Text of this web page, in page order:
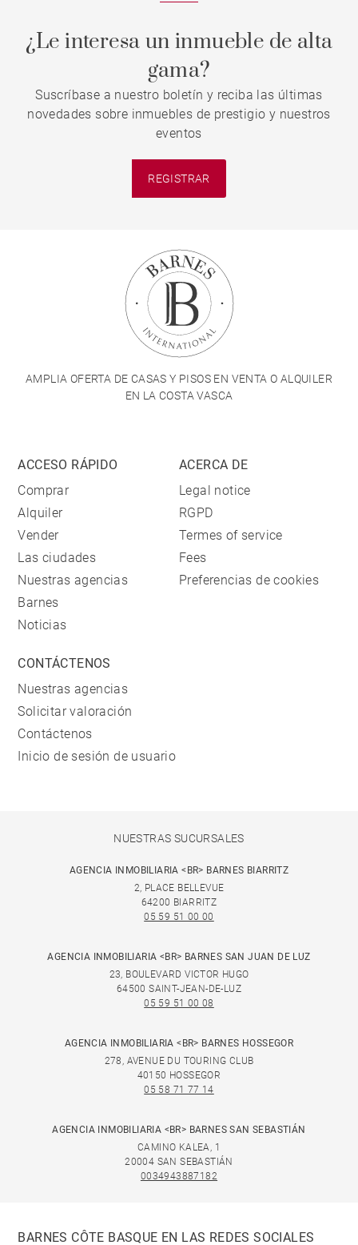
¿Le interesa un inmueble de alta
gama?
Suscríbase a nuestro boletín y reciba las últimas
novedades sobre inmuebles de prestigio y nuestros
eventos
REGISTRAR
AMPLIA OFERTA DE CASAS Y PISOS EN VENTA O ALQUILER
EN LA COSTA VASCA
ACCESO RÁPIDO
Comprar
Alquiler
Vender
Las ciudades
Nuestras agencias
Barnes
Noticias
ACERCA DE
Legal notice
RGPD
Termes of service
Fees
Preferencias de cookies
CONTÁCTENOS
Nuestras agencias
Solicitar valoración
Contáctenos
Inicio de sesión de usuario
NUESTRAS SUCURSALES
AGENCIA INMOBILIARIA <BR> BARNES BIARRITZ
2, PLACE BELLEVUE
64200 BIARRITZ
05 59 51 00 00
AGENCIA INMOBILIARIA <BR> BARNES SAN JUAN DE LUZ
23, BOULEVARD VICTOR HUGO
64500 SAINT-JEAN-DE-LUZ
05 59 51 00 08
AGENCIA INMOBILIARIA <BR> BARNES HOSSEGOR
278, AVENUE DU TOURING CLUB
40150 HOSSEGOR
05 58 71 77 14
AGENCIA INMOBILIARIA <BR> BARNES SAN SEBASTIÁN
CAMINO KALEA, 1
20004 SAN SEBASTIÁN
0034943887182
BARNES CÔTE BASQUE EN LAS REDES SOCIALES